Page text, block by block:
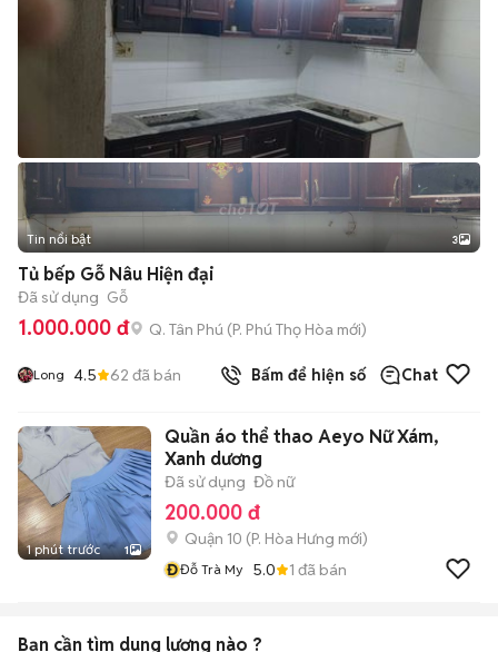
Tin nổi bật 3
Tủ bếp Gỗ Nâu Hiện đại
Đã sử dụng Gỗ
1.000.000 đ Q. Tân Phú (P. Phú Thọ Hòa mới)
Long 4.5 62 đã bán Bấm để hiện số Chat
1 phút trước 1
Quần áo thể thao Aeyo Nữ Xám,
Xanh dương
Đã sử dụng Đồ nữ
200.000 đ
Quận 10 (P. Hòa Hưng mới)
ĐĐỗ Trà My 5.0 1 đã bán
Bạn cần tìm dung lượng nào ?